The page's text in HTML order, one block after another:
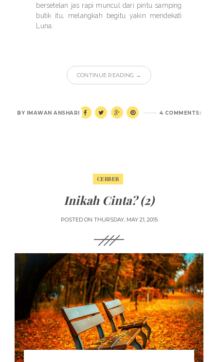
bersetelan jas rapi muncul dari pintu samping
butik itu, melangkah begitu yakin mendekati
Luna.
CONTINUE READING →
4 COMMENTS:
BY IMAWAN ANSHARI
CERBER
Inikah Cinta? (2)
POSTED ON THURSDAY, MAY 21, 2015